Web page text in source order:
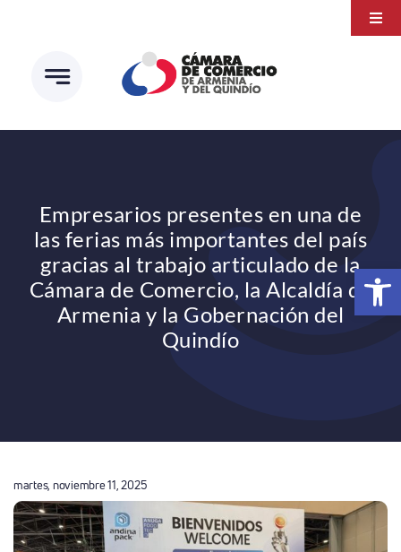
Abrir
contenido
Empresarios presentes en una de
las ferias más importantes del país
gracias al trabajo articulado de la
Cámara de Comercio, la Alcaldía de
Armenia y la Gobernación del
Quindío
martes, noviembre 11, 2025